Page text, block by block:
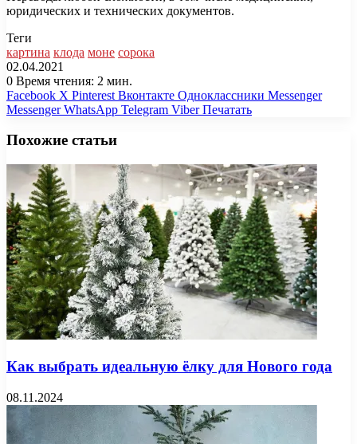
юридических и технических документов.
Теги
картина клода моне сорока
02.04.2021
0 Время чтения: 2 мин.
Facebook X Pinterest Вконтакте Одноклассники Messenger
Messenger WhatsApp Telegram Viber Печатать
Похожие статьи
Как выбрать идеальную ёлку для Нового года
08.11.2024